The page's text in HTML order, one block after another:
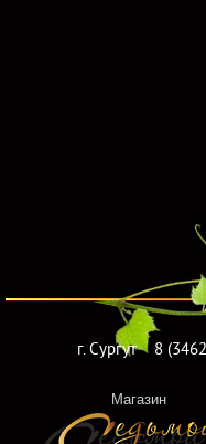
Магазин
г. Сургут 8